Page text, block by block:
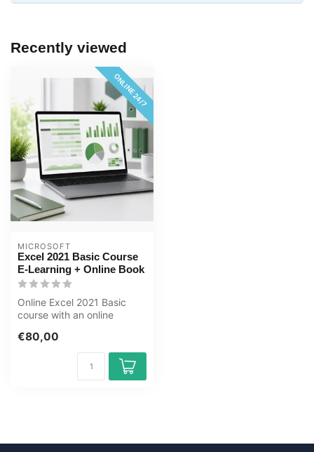
Recently viewed
ONLINE 24/7
MICROSOFT
Excel 2021 Basic Course
E-Learning + Online Book
Online Excel 2021 Basic
course with an online
create table...
€80,00